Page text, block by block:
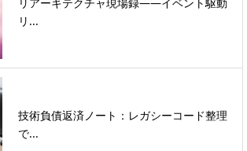
リ...
技術負債返済ノート：レガシーコード整理
で...